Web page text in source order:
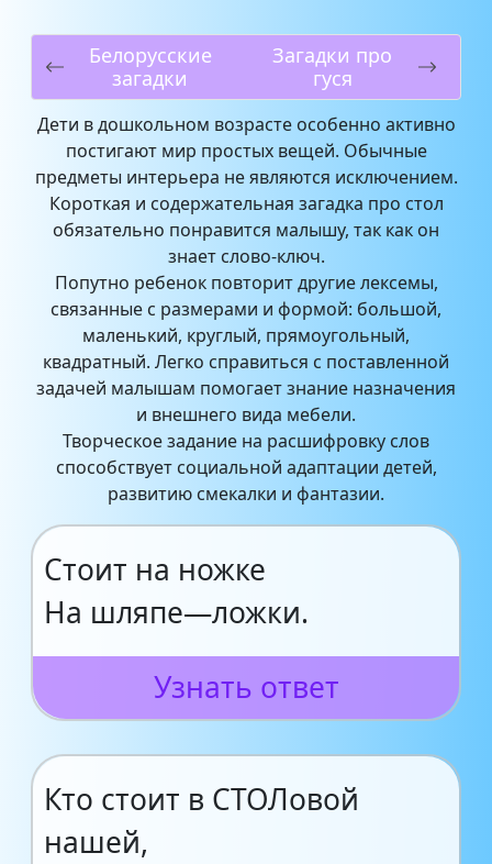
Белорусские
загадки
Загадки про
гуся
Дети в дошкольном возрасте особенно активно
постигают мир простых вещей. Обычные
предметы интерьера не являются исключением.
Короткая и содержательная загадка про стол
обязательно понравится малышу, так как он
знает слово-ключ.
Попутно ребенок повторит другие лексемы,
связанные с размерами и формой: большой,
маленький, круглый, прямоугольный,
квадратный. Легко справиться с поставленной
задачей малышам помогает знание назначения
и внешнего вида мебели.
Творческое задание на расшифровку слов
способствует социальной адаптации детей,
развитию смекалки и фантазии.
Стоит на ножке
На шляпе—ложки.
Узнать ответ
Кто стоит в СТОЛовой
нашей,